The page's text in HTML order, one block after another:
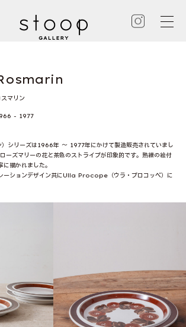
スマリン
- 1977
シリーズは1966年 〜 1977年にかけて製造販売されていまし
ーズマリーの花と茶色のストライプが印象的です。熟練の絵付
描かれました。
ーションデザイン共にUlla Procope（ウラ・プロコッペ）に